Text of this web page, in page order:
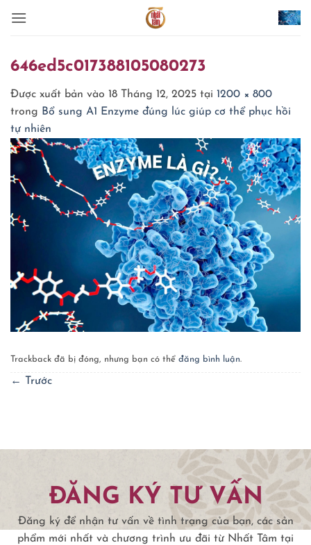
qua
dung
646ed5c017388105080273
Được xuất bản vào 18 Tháng 12, 2025 tại 1200 × 800
trong Bổ sung A1 Enzyme đúng lúc giúp cơ thể phục hồi
tự nhiên
Trackback đã bị đóng, nhưng bạn có thể đăng bình luận.
← Trước
ĐĂNG KÝ TƯ VẤN
Đăng ký để nhận tư vấn về tình trạng của bạn, các sản
phẩm mới nhất và chương trình ưu đãi từ Nhất Tâm tại